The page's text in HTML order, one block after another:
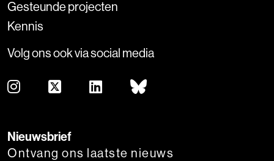
Gesteunde projecten
Kennis
Volg ons ook via social media
Nieuwsbrief
Ontvang ons laatste nieuws